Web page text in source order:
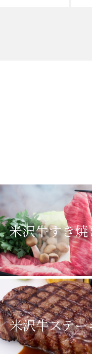
米沢牛すき焼
米沢牛ステー